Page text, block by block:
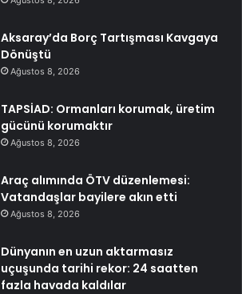
Aksaray’da Borç Tartışması Kavgaya
Dönüştü
Ağustos 8, 2026
TAPSİAD: Ormanları korumak, üretim
gücünü korumaktır
Ağustos 8, 2026
Araç alımında ÖTV düzenlemesi:
Vatandaşlar bayilere akın etti
Ağustos 8, 2026
Dünyanın en uzun aktarmasız
uçuşunda tarihi rekor: 24 saatten
fazla havada kaldılar